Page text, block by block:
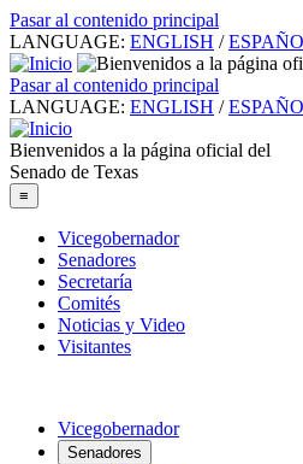
Pasar al contenido principal
LANGUAGE: ENGLISH /
Pasar al contenido principal
LANGUAGE: ENGLISH /
Bienvenidos a la página oficial del
Senado de Texas
≡
Vicegobernador
Senadores
Secretaría
Comités
Noticias y Video
Visitantes
Vicegobernador
Senadores